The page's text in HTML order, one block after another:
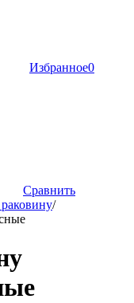
Избранное0
Сравнить
/